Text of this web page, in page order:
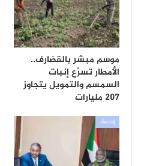
موسم مبشر بالقضارف..
الأمطار تسرّع إنبات
السمسم والتمويل يتجاوز
207 مليارات
إقتصاد